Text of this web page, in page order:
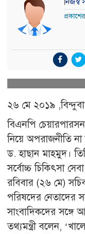
নিজস্ব
২৬ মে ২০১৯
বিএনপি
নিয়ে অপরাজনীতি না
ড. হাছান মাহমুদ।
সর্বোচ্চ চিকিৎসা
রবিবার (২৬ মে)
পরিষদের নেতাদের
সাংবাদিকদের
তথ্যমন্ত্রী বলেন,